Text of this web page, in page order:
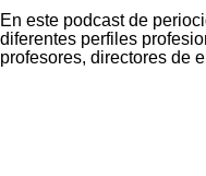
En este podcast de
diferentes perfiles
profesores, directores de